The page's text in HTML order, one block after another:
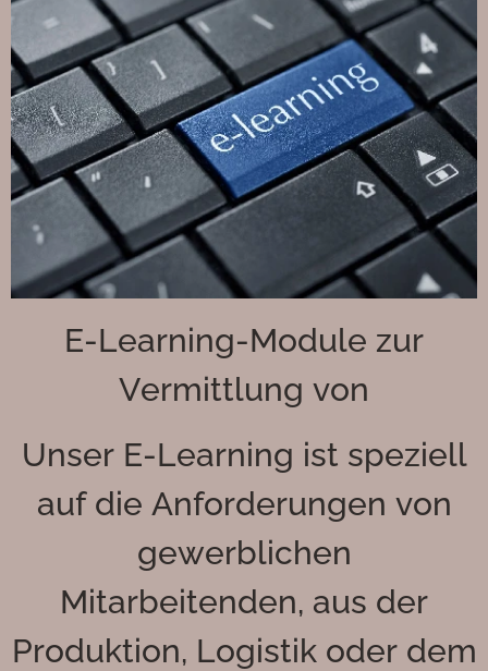
E-Learning-Module zur
Vermittlung von
Unser E-Learning ist speziell
auf die Anforderungen von
gewerblichen
Mitarbeitenden, aus der
Produktion, Logistik oder dem